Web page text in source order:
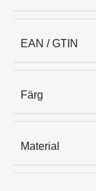
EAN / GTIN
Färg
Material